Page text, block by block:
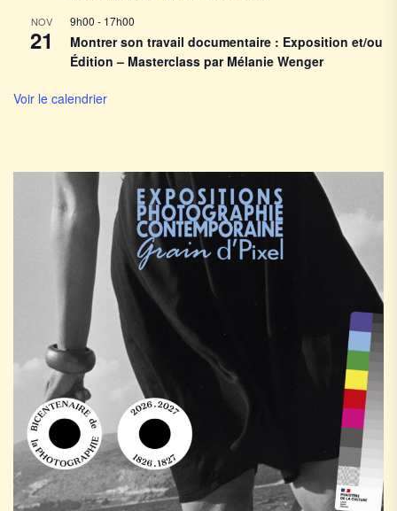
NOV
21
9h00 - 17h00
Montrer son travail documentaire : Exposition et/ou
Édition – Masterclass par Mélanie Wenger
Voir le calendrier